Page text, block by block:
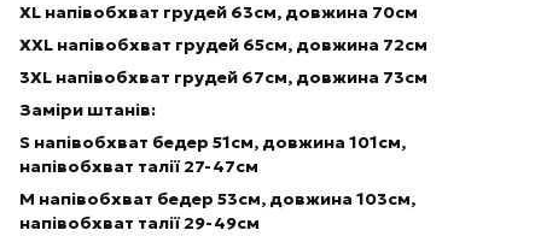
XL напівобхват грудей 63см, довжина 70см
XXL напівобхват грудей 65см, довжина 72см
3XL напівобхват грудей 67см, довжина 73см
Заміри штанів:
S напівобхват бедер 51см, довжина 101см,
напівобхват талії 27-47см
M напівобхват бедер 53см, довжина 103см,
напівобхват талії 29-49см